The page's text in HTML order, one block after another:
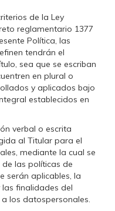
de la Ley
reglamentario 1377
Política, las
tendrán el
sea que se escriban
en plural o
y aplicados bajo
establecidos en
verbal o escrita
al Titular para el
mediante la cual se
las políticas de
serán aplicables, la
finalidades del
los datospersonales.